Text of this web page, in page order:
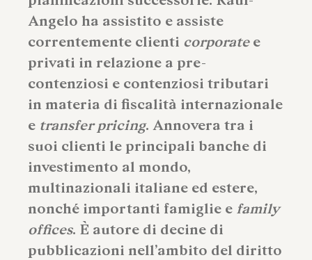
Angelo ha assistito e assiste
correntemente clienti corporatee
privati in relazione a pre-
contenziosi e contenziosi tributari
in materia di fiscalità internazionale
e transfer pricing. Annovera tra i
suoi clienti le principali banche di
investimento al mondo,
multinazionali italiane ed estere,
nonché importanti famiglie e family
offices. È autore di decine di
pubblicazioni nell’ambito del diritto